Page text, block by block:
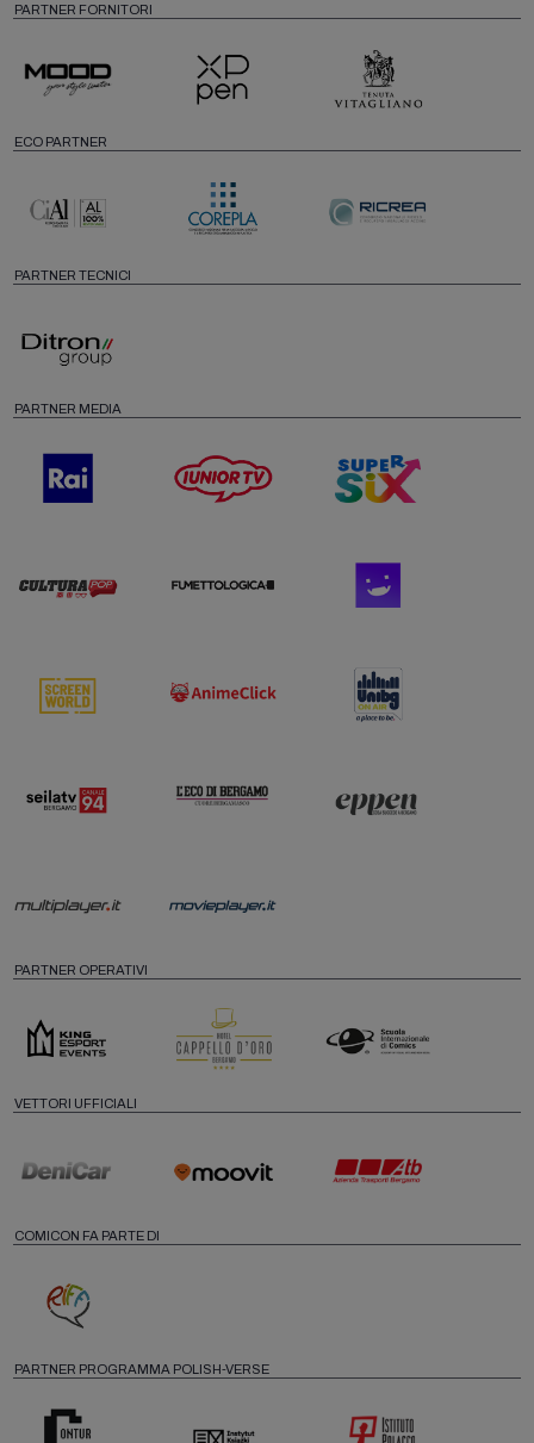
PARTNER FORNITORI
ECO PARTNER
PARTNER TECNICI
PARTNER MEDIA
PARTNER OPERATIVI
VETTORI UFFICIALI
COMICON FA PARTE DI
PARTNER PROGRAMMA POLISH-VERSE